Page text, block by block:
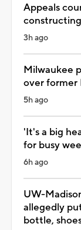
Appeals
3h ago
Milwaukee
over former
5h ago
'It's a big
for busy
6h ago
UW-
allegedly
bottle,